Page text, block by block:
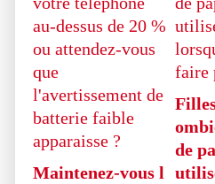
Maintenez-vous l
de